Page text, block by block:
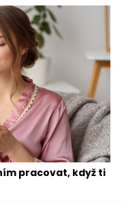
pracovat, když ti